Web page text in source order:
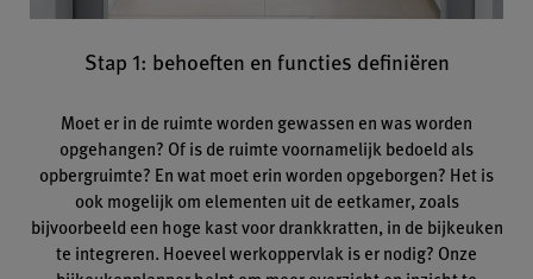
Stap 1: behoeften en functies definiëren
Moet er in de ruimte worden gewassen en was worden
opgehangen? Of is de ruimte voornamelijk bedoeld als
opbergruimte? En wat moet erin worden opgeborgen? Het is
ook mogelijk om elementen uit de eetkamer, zoals
bijvoorbeeld een hoge kast voor drankkratten, in de bijkeuken
te integreren. Hoeveel werkoppervlak is er nodig? Onze